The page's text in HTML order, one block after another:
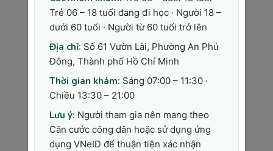
Điền đầy đủ thông tin theo yêu cầu*
Họ và tên
Địa chỉ Email
Tiêu đề
Trẻ 06 – 18 tuổi đang đi học · Người 18 –
dưới 60 tuổi · Người từ 60 tuổi trở lên
Địa chỉ: Số 61 Vườn Lài, Phường An Phú
Đông, Thành phố Hồ Chí Minh
Thời gian khám: Sáng 07:00 – 11:30 ·
Chiều 13:30 – 21:00
Lưu ý: Người tham gia nên mang theo
Căn cước công dân hoặc sử dụng ứng
dụng VNeID để thuận tiện xác nhận